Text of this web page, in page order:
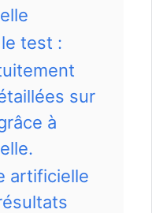
test :
sur
à
artificielle